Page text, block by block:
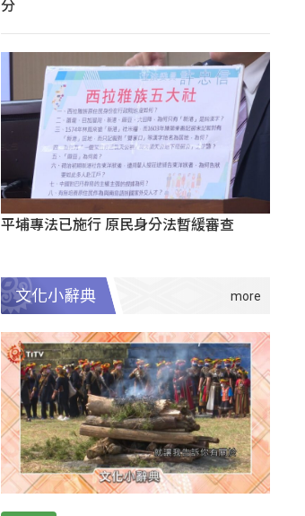
分
平埔專法已施行 原民身分法暫緩審查
文化小辭典